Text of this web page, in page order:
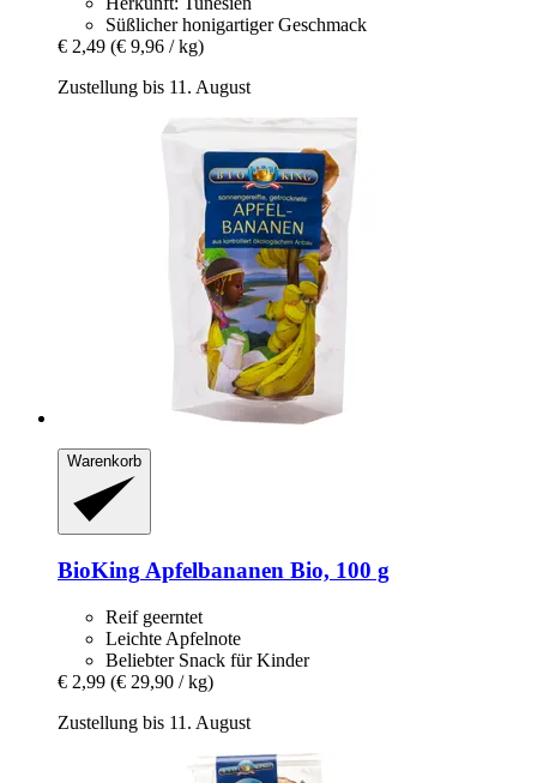
Süßlicher honigartiger Geschmack
€ 2,49 (€ 9,96 / kg)
Zustellung bis 11. August
Warenkorb
BioKingApfelbananen Bio, 100 g
Reif geerntet
Leichte Apfelnote
Beliebter Snack für Kinder
€ 2,99 (€ 29,90 / kg)
Zustellung bis 11. August